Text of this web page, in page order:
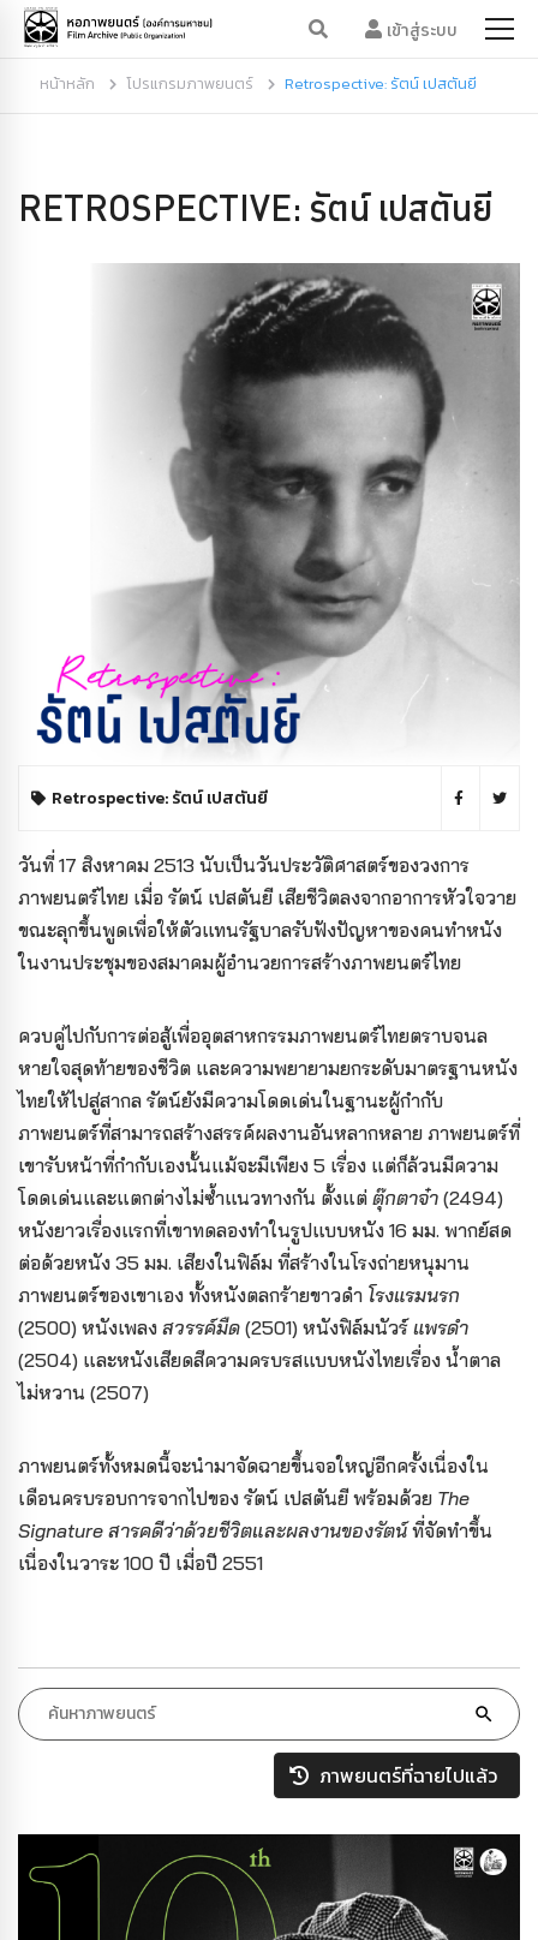
เข้าสู่ระบบ
หน้าหลัก โปรแกรมภาพยนตร์ Retrospective: รัตน์ เปสตันยี
RETROSPECTIVE: รัตน์ เปสตันยี
Retrospective: รัตน์ เปสตันยี
วันที่ 17 สิงหาคม 2513 นับเป็นวันประวัติศาสตร์ของวงการ
ภาพยนตร์ไทย เมื่อ รัตน์ เปสตันยี เสียชีวิตลงจากอาการหัวใจวาย
ขณะลุกขึ้นพูดเพื่อให้ตัวแทนรัฐบาลรับฟังปัญหาของคนทำหนัง
ในงานประชุมของสมาคมผู้อำนวยการสร้างภาพยนตร์ไทย
ควบคู่ไปกับการต่อสู้เพื่ออุตสาหกรรมภาพยนตร์ไทยตราบจนล
หายใจสุดท้ายของชีวิต และความพยายามยกระดับมาตรฐานหนัง
ไทยให้ไปสู่สากล รัตน์ยังมีความโดดเด่นในฐานะผู้กำกับ
ภาพยนตร์ที่สามารถสร้างสรรค์ผลงานอันหลากหลาย ภาพยนตร์ที่
เขารับหน้าที่กำกับเองนั้นแม้จะมีเพียง 5 เรื่อง แต่ก็ล้วนมีความ
โดดเด่นและแตกต่างไม่ซ้ำแนวทางกัน ตั้งแต่ ตุ๊กตาจ๋า (2494)
หนังยาวเรื่องแรกที่เขาทดลองทำในรูปแบบหนัง 16 มม. พากย์สด
ต่อด้วยหนัง 35 มม. เสียงในฟิล์ม ที่สร้างในโรงถ่ายหนุมาน
ภาพยนตร์ของเขาเอง ทั้งหนังตลกร้ายขาวดำ โรงแรมนรก
(2500) หนังเพลง สวรรค์มืด (2501) หนังฟิล์มนัวร์แพรดำ
(2504) และหนังเสียดสีความครบรสแบบหนังไทยเรื่อง น้ำตาล
ไม่หวาน (2507)
ภาพยนตร์ทั้งหมดนี้จะนำมาจัดฉายขึ้นจอใหญ่อีกครั้งเนื่องใน
เดือนครบรอบการจากไปของ รัตน์ เปสตันยี พร้อมด้วย The
Signature สารคดีว่าด้วยชีวิตและผลงานของรัตน์ที่จัดทำขึ้น
เนื่องในวาระ 100 ปี เมื่อปี 2551
ภาพยนตร์ที่ฉายไปแล้ว